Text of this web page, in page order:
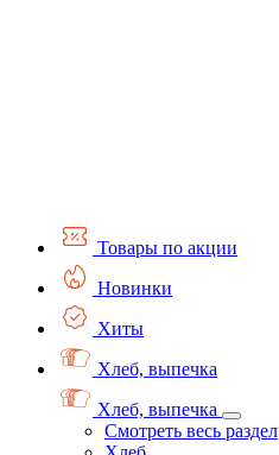
Товары по акции
Новинки
Хиты
Хлеб, выпечка
Хлеб, выпечка
Смотреть весь раздел